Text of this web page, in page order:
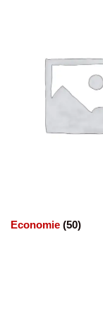
Economie (50)